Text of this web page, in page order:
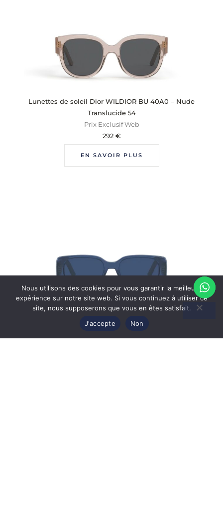
Lunettes de soleil Dior WILDIOR BU 40A0 – Nude
Translucide 54
Prix Exclusif Web
292 €
EN SAVOIR PLUS
Translucide 53
Prix Exclusif Web
Nous utilisons des cookies pour vous garantir la meilleure
expérience sur notre site web. Si vous continuez à utiliser ce
site, nous supposerons que vous en êtes satisfait.
J'accepte
Non